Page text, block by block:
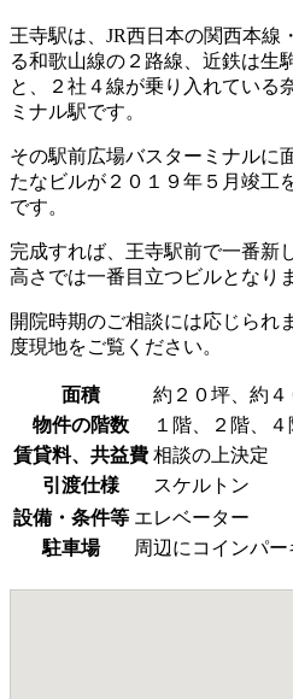
王寺駅は、JR西日本の関西本線
る和歌山線の２路線、近鉄は生
と、２社４線が乗り入れている
ミナル駅です。
その駅前広場バスターミナルに
たなビルが２０１９年５月竣工
です。
完成すれば、王寺駅前で一番新
高さでは一番目立つビルとなり
開院時期のご相談には応じられ
度現地をご覧ください。
面積
約２０坪、約
物件の階数
１階、２階、４
賃貸料、共益費 相談の上決定
引渡仕様
スケルトン
設備・条件等 エレベーター
駐車場
周辺にコインパー